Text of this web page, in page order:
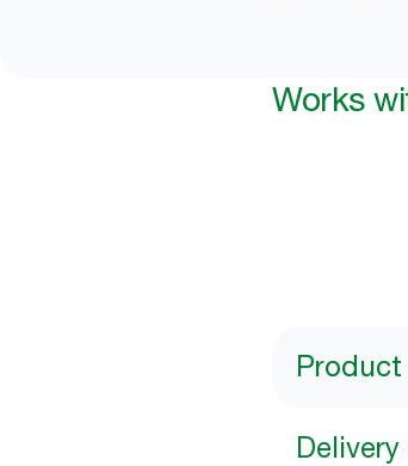
Works